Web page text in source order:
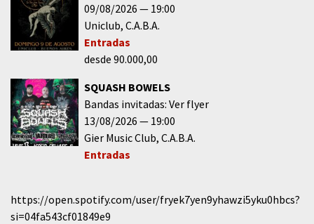
09/08/2026
19:00
Uniclub C.A.B.A.
Entradas
desde 90.000,00
SQUASH BOWELS
Bandas invitadas: Ver flyer
13/08/2026
19:00
Gier Music Club C.A.B.A.
Entradas
https://open.spotify.com/user/fryek7yen9yhawzi5yku0hbcs?
si=04fa543cf01849e9